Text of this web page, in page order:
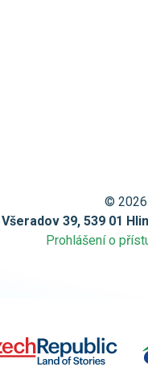
©
Všeradov 39, 539 01
Prohlášení o